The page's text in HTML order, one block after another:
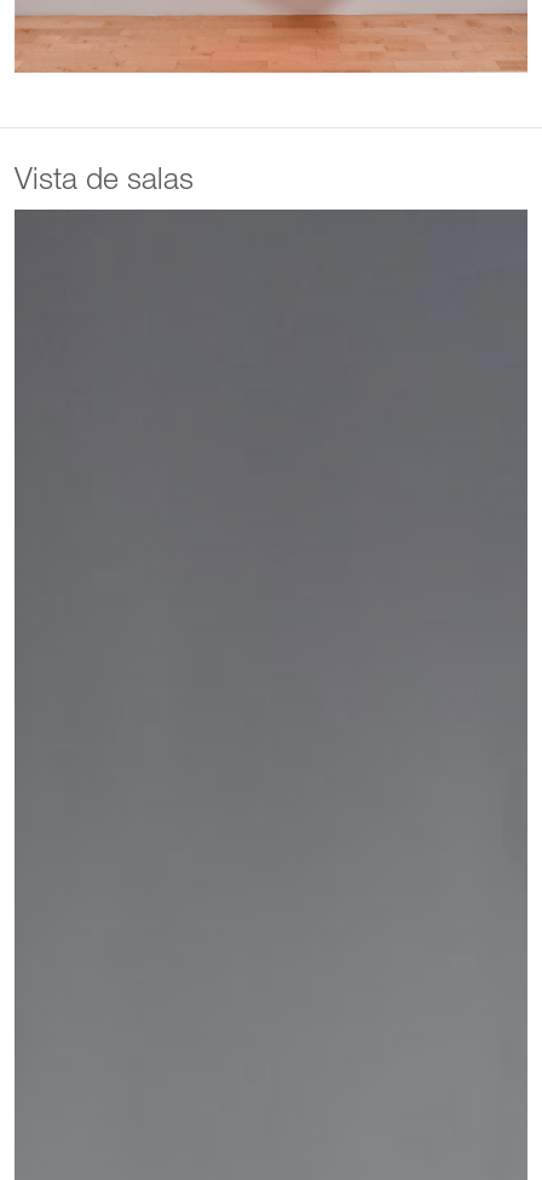
Vista de salas